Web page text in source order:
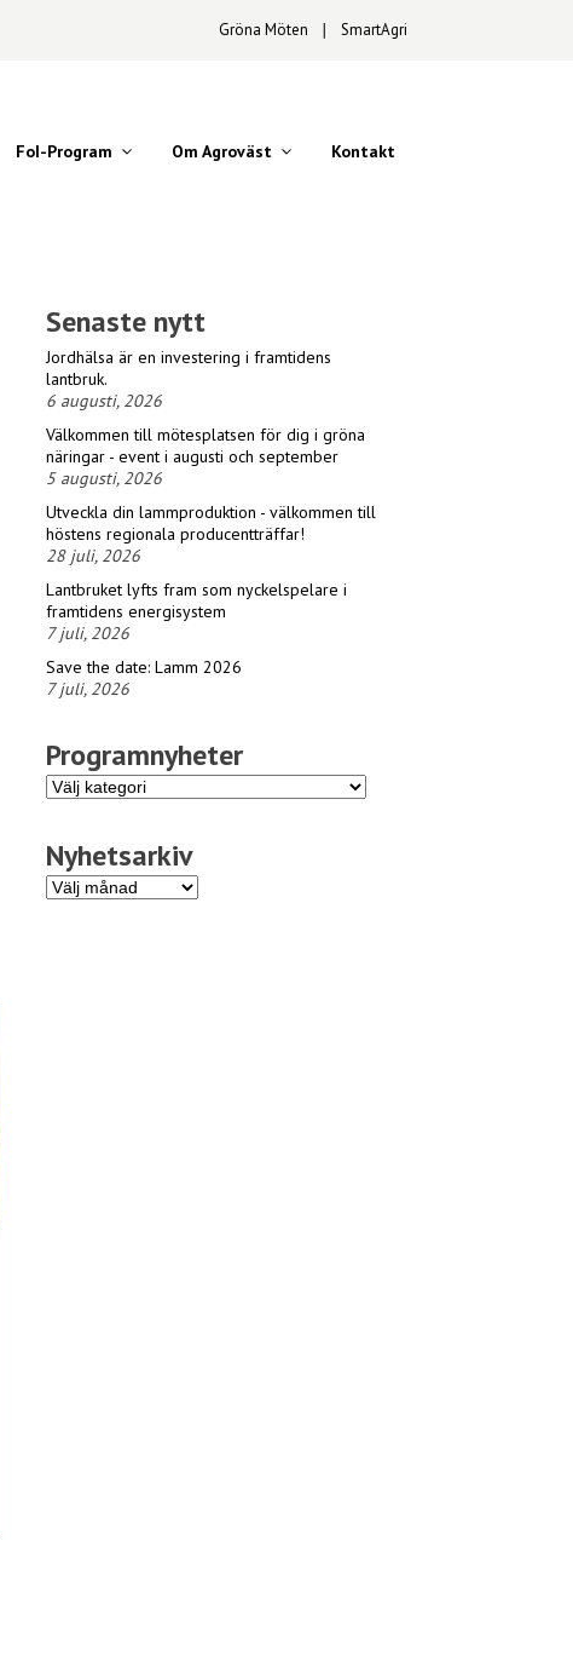
Gröna Möten ∣ SmartAgri
FoI-Program Om Agroväst Kontakt
Senaste nytt
Jordhälsa är en investering i framtidens
lantbruk.
6 augusti, 2026
Välkommen till mötesplatsen för dig i gröna
näringar - event i augusti och september
5 augusti, 2026
Utveckla din lammproduktion - välkommen till
höstens regionala producentträffar!
28 juli, 2026
Lantbruket lyfts fram som nyckelspelare i
framtidens energisystem
7 juli, 2026
Save the date: Lamm 2026
7 juli, 2026
Programnyheter
Programnyheter
Nyhetsarkiv
Nyhetsarkiv